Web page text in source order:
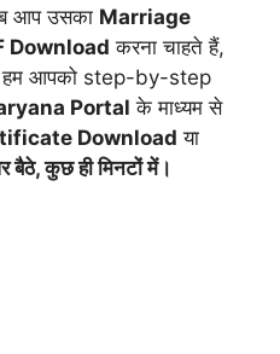
आप उसका Marriage
Download करना चाहते हैं,
हम आपको step-by-step
Portal के माध्यम से
Download या
बैठे, कुछ ही मिनटों में।